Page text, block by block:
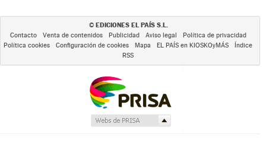
© EDICIONES EL PAÍS S.L.
Contacto Venta de contenidos Publicidad Aviso legal
Política de privacidad
Política cookies
Configuración de cookies Mapa EL PAÍS en KIOSKOyMÁS
Índice
RSS